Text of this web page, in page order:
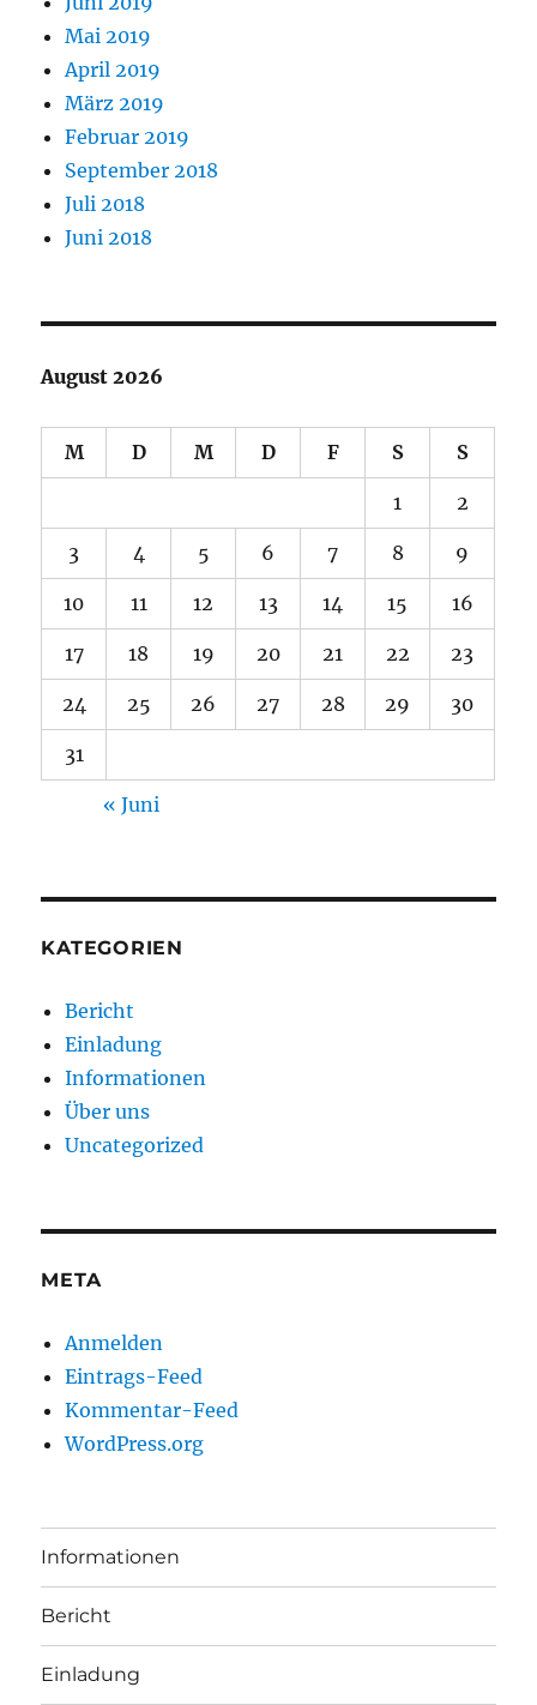
Mai 2019
April 2019
März 2019
Februar 2019
September 2018
Juli 2018
Juni 2018
August 2026
M D M D F S S
1 2
3 4 5 6 7 8 9
10 11 12 13 14 15 16
17 18 19 20 21 22 23
24 25 26 27 28 29 30
31
« Juni
KATEGORIEN
Bericht
Einladung
Informationen
Über uns
Uncategorized
META
Anmelden
Eintrags-Feed
Kommentar-Feed
WordPress.org
Informationen
Bericht
Einladung